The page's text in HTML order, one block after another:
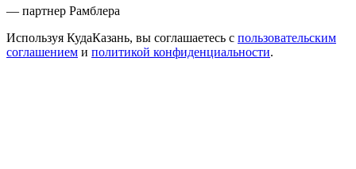
— партнер Рамблера
Используя КудаКазань, вы соглашаетесь с пользовательским
соглашением и политикой конфиденциальности.